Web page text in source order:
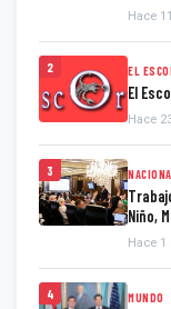
Hace
2 EL
El
Hace
3
Niño,
Hace 1
4 MUNDO